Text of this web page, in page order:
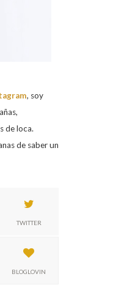
, soy
de loca.
de saber un
TWITTER
BLOGLOVIN